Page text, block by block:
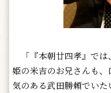
「『本朝廿四孝』では
姫の米吉のお兄さんも
気のある武田勝頼でい